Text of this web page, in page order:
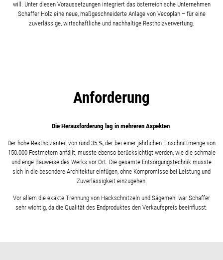
will. Unter diesen Voraussetzungen integriert das österreichische Unternehmen
Schaffer Holz eine neue, maßgeschneiderte Anlage von Vecoplan – für eine
zuverlässige, wirtschaftliche und nachhaltige Restholzverwertung.
Anforderung
Die Herausforderung lag in mehreren Aspekten
Der hohe Restholzanteil von rund 35 %, der bei einer jährlichen Einschnittmenge von
150.000 Festmetern anfällt, musste ebenso berücksichtigt werden, wie die schmale
und enge Bauweise des Werks vor Ort. Die gesamte Entsorgungstechnik musste
sich in die besondere Architektur einfügen, ohne Kompromisse bei Leistung und
Zuverlässigkeit einzugehen.
Vor allem die exakte Trennung von Hackschnitzeln und Sägemehl war Schaffer
sehr wichtig, da die Qualität des Endproduktes den Verkaufspreis beeinflusst.